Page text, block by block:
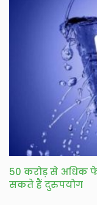
50 करोड़ से अधिक
सकते हैं दुरुपयोग